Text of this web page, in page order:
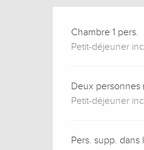
Chambre 1 pers.
Petit-déjeuner
Deux personnes
Petit-déjeuner
Pers. supp. dans